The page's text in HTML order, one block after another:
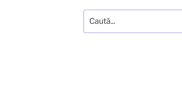
după: